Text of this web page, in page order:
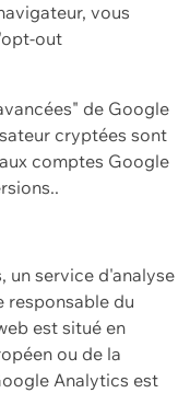
vous
out
de Google
cryptées sont
comptes Google
un service d'analyse
responsable du
est situé en
ou de la
Analytics est